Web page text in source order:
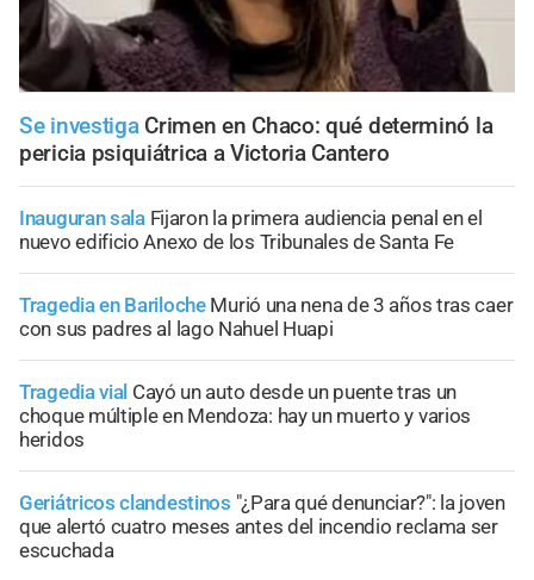
Se investiga Crimen en Chaco: qué determinó la
pericia psiquiátrica a Victoria Cantero
Inauguran sala Fijaron la primera audiencia penal en el
nuevo edificio Anexo de los Tribunales de Santa Fe
Tragedia en Bariloche Murió una nena de 3 años tras caer
con sus padres al lago Nahuel Huapi
Tragedia vial Cayó un auto desde un puente tras un
choque múltiple en Mendoza: hay un muerto y varios
heridos
Geriátricos clandestinos "¿Para qué denunciar?": la joven
que alertó cuatro meses antes del incendio reclama ser
escuchada